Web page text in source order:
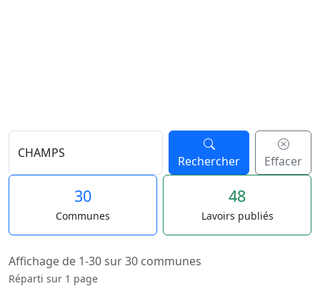
Rechercher Effacer
30
Communes
48
Lavoirs publiés
Affichage de 1-30 sur 30 communes
Réparti sur 1 page